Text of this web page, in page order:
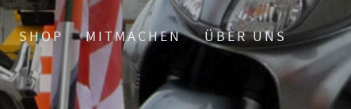
SHOP MITMACHEN ÜBER UNS